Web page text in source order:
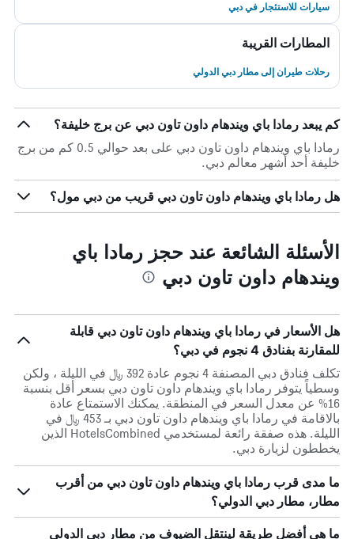
سيارات للاستئجار في دبي
المطارات القريبة
رحلات طيران إلى مطار دبي الدولي
كم يبعد رمادا باي ويندهام داون تاون دبي عن برج خليفة؟
رمادا باي ويندهام داون تاون دبي على بعد حوالي 0.5 كم من برج
خليفة أحد أشهر معالم دبي.
هل رمادا باي ويندهام داون تاون دبي قريب من دبي مول؟
الأسئلة الشائعة عند حجز رمادا باي
ويندهام داون تاون دبي
هل الأسعار في رمادا باي ويندهام داون تاون دبي قابلة
للمقارنة بفنادق 4 نجوم في دبي؟
تكلف فنادق دبي المصنفة 4 نجوم عادة 392 ﷼ في الليلة ، ولكن
وسطياً يتوفر رمادا باي ويندهام داون تاون دبي بسعر أقل بنسبة
16% عن معدل السعر في المنطقة. يمكنك الاستمتاع عادة
بالاقامة في رمادا باي ويندهام داون تاون دبي بـ 453 ﷼ في
الليلة. هذه صفقة رائعة لمستخدمي HotelsCombined الذين
يخططون لزيارة دبي.
ما مدى قرب رمادا باي ويندهام داون تاون دبي من أقرب
مطار، مطار دبي الدولي؟
ما هي أفضل طريقة لينتقل الضيوف من مطار دبي الدولي